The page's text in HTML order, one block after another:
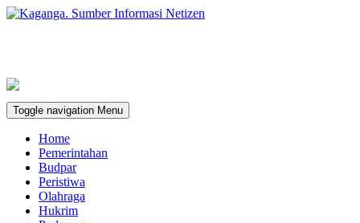
Toggle navigation Menu
Home
Pemerintahan
Budpar
Peristiwa
Olahraga
Hukrim